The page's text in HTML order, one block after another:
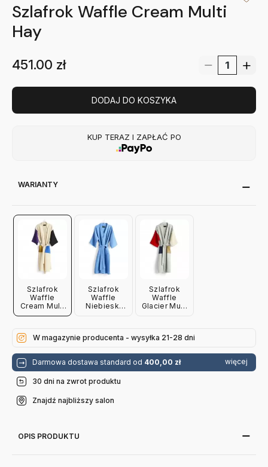
Szlafrok Waffle Cream Multi
Hay
451.00 zł
DODAJ DO KOSZYKA
KUP TERAZ I ZAPŁAĆ PO
WARIANTY
Szlafrok
Waffle
Cream Multi
Hay
Szlafrok
Waffle
Niebieski
Szlafrok
Waffle
Glacier Multi
W magazynie producenta - wysyłka 21-28 dni
Darmowa dostawa standard od 400,00 zł więcej
30 dni na zwrot produktu
Znajdź najbliższy salon
OPIS PRODUKTU